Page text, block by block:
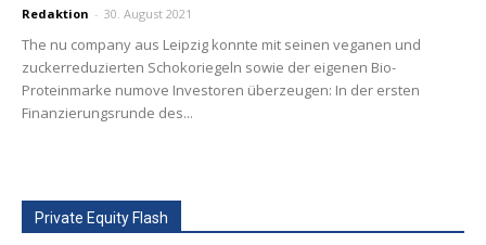
Redaktion - 30. August 2021
The nu company aus Leipzig konnte mit seinen veganen und
zuckerreduzierten Schokoriegeln sowie der eigenen Bio-
Proteinmarke numove Investoren überzeugen: In der ersten
Finanzierungsrunde des...
Private Equity Flash